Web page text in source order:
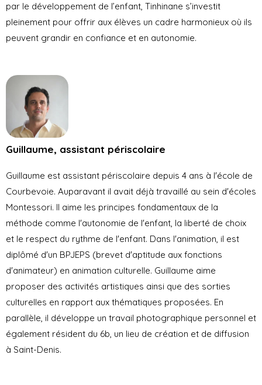
par le développement de l’enfant, Tinhinane s’investit
pleinement pour offrir aux élèves un cadre harmonieux où ils
peuvent grandir en confiance et en autonomie.
Guillaume, assistant périscolaire
Guillaume est assistant périscolaire depuis 4 ans à l'école de
Courbevoie. Auparavant il avait déjà travaillé au sein d'écoles
Montessori. Il aime les principes fondamentaux de la
méthode comme l'autonomie de l'enfant, la liberté de choix
et le respect du rythme de l'enfant. Dans l'animation, il est
diplômé d'un BPJEPS (brevet d'aptitude aux fonctions
d'animateur) en animation culturelle. Guillaume aime
proposer des activités artistiques ainsi que des sorties
culturelles en rapport aux thématiques proposées. En
parallèle, il développe un travail photographique personnel et
également résident du 6b, un lieu de création et de diffusion
à Saint-Denis.